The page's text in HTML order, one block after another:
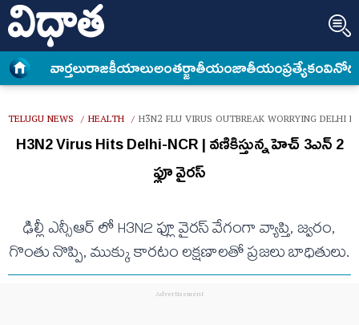
వార్త‌లురాజకీయాలుఅంత‌ర్జాతీయంజాతీయంప్రత్యేకం
TELUGU NEWS / HEALTH / H3N2 FLU VIRUS OUTBREAK WORRYING DELHI
H3N2 Virus Hits Delhi-NCR | వణికిస్తున్న హెచ్ 3ఎన్ 2
ఫ్లూ వైరస్
ఢిల్లీ ఎన్సీఆర్ లో H3N2 ఫ్లూ వైరస్ వేగంగా వ్యాప్తి, జ్వరం,
గొంతు నొప్పి, ముక్కు కారటం లక్షణాలతో ప్రజలు బాధితులు.